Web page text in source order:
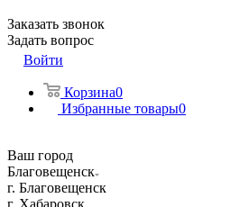
Заказать звонок
Задать вопрос
Войти
Корзина0
Избранные товары0
Ваш город
Благовещенск
г. Благовещенск
г. Хабаровск